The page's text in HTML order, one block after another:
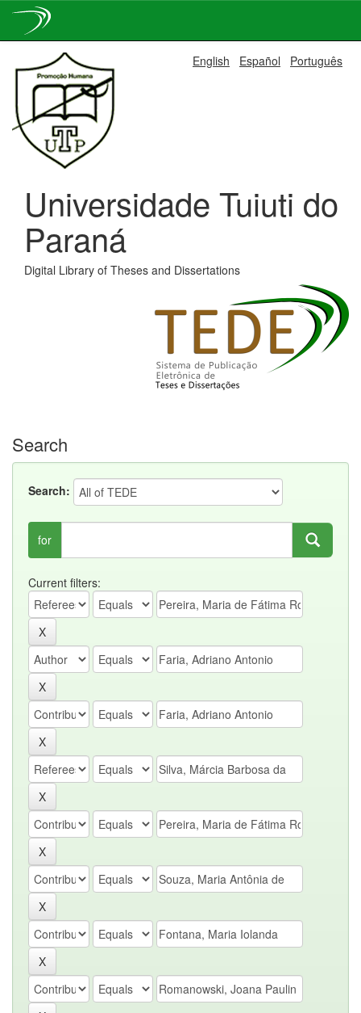
navigation
English Español Português
Universidade Tuiuti do
Paraná
Digital Library of Theses and Dissertations
Search
Search:
for
Current filters: